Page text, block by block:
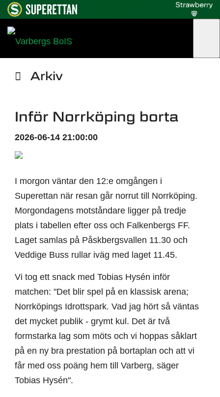
Arkiv
Inför Norrköping borta
2026-06-14 21:00:00
I morgon väntar den 12:e omgången i
Superettan när resan går norrut till Norrköping.
Morgondagens motståndare ligger på tredje
plats i tabellen efter oss och Falkenbergs FF.
Laget samlas på Påskbergsvallen 11.30 och
Veddige Buss rullar iväg med laget 11.45.
Vi tog ett snack med Tobias Hysén inför
matchen: "Det blir spel på en klassisk arena;
Norrköpings Idrottspark. Vad jag hört så väntas
det mycket publik - grymt kul. Det är två
formstarka lag som möts och vi hoppas såklart
på en ny bra prestation på bortaplan och att vi
får med oss poäng hem till Varberg, säger
Tobias Hysén".